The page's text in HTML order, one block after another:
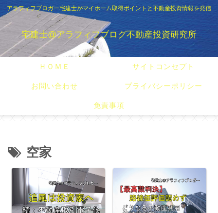
アラフィフブロガー宅建士がマイホーム取得ポイントと不動産投資情報を発信
宅建士@アラフィフブログ不動産投資研究所
ＨＯＭＥ サイトコンセプト
お問い合わせ プライバシーポリシー
免責事項
空家